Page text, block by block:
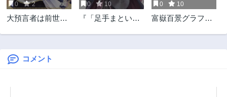
第34話
3ヶ月前
第33話
3ヶ月前
第32話 第31話
第30話
0 2
大預言者は前世か
したから、バラ色
ライフを送りたい
0 10
『「足手まといな
放された商人は、
0 10
富嶽百景グラフィ
コメント